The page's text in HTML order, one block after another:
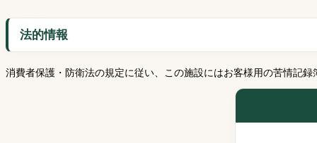
法的情報
消費者保護・防衛法の規定に従い、この施設にはお客様用の苦情記